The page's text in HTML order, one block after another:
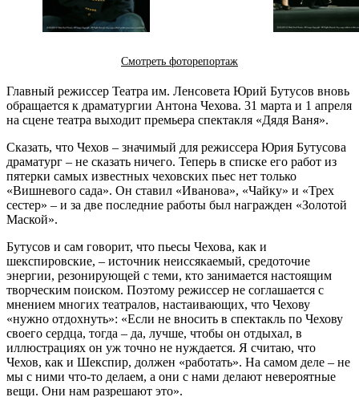
Смотреть фоторепортаж
Главный режиссер Театра им. Ленсовета Юрий Бутусов вновь
обращается к драматургии Антона Чехова. 31 марта и 1 апреля
на сцене театра выходит премьера спектакля «Дядя Ваня».
Сказать, что Чехов – значимый для режиссера Юрия Бутусова
драматург – не сказать ничего. Теперь в списке его работ из
пятерки самых известных чеховских пьес нет только
«Вишневого сада». Он ставил «Иванова», «Чайку» и «Трех
сестер» – и за две последние работы был награжден «Золотой
Маской».
Бутусов и сам говорит, что пьесы Чехова, как и
шекспировские, – источник неиссякаемый, средоточие
энергии, резонирующей с теми, кто занимается настоящим
творческим поиском. Поэтому режиссер не соглашается с
мнением многих театралов, настаивающих, что Чехову
«нужно отдохнуть»: «Если не вносить в спектакль по Чехову
своего сердца, тогда – да, лучше, чтобы он отдыхал, в
иллюстрациях он уж точно не нуждается. Я считаю, что
Чехов, как и Шекспир, должен «работать». На самом деле – не
мы с ними что-то делаем, а они с нами делают невероятные
вещи. Они нам разрешают это».